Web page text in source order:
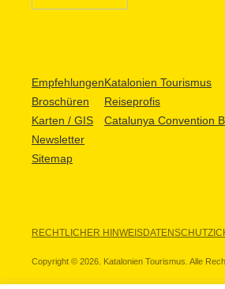
Empfehlungen
Broschüren
Karten / GIS
Newsletter
Sitemap
Katalonien Tourismus
Reiseprofis
Catalunya Convention
RECHTLICHER HINWEIS
Copyright © 2026. Katalonien Tourismus. Alle